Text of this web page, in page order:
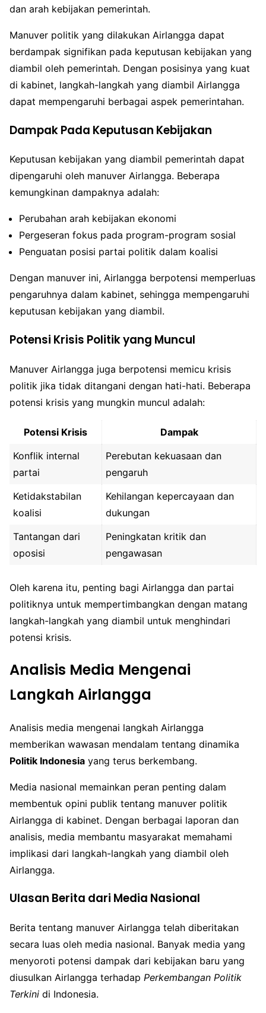
dan arah kebijakan pemerintah.
Manuver politik yang dilakukan Airlangga dapat
berdampak signifikan pada keputusan kebijakan yang
diambil oleh pemerintah. Dengan posisinya yang kuat
di kabinet, langkah-langkah yang diambil Airlangga
dapat mempengaruhi berbagai aspek pemerintahan.
Dampak Pada Keputusan Kebijakan
Keputusan kebijakan yang diambil pemerintah dapat
dipengaruhi oleh manuver Airlangga. Beberapa
kemungkinan dampaknya adalah:
Perubahan arah kebijakan ekonomi
Pergeseran fokus pada program-program sosial
Penguatan posisi partai politik dalam koalisi
Dengan manuver ini, Airlangga berpotensi memperluas
pengaruhnya dalam kabinet, sehingga mempengaruhi
keputusan kebijakan yang diambil.
Potensi Krisis Politik yang Muncul
Manuver Airlangga juga berpotensi memicu krisis
politik jika tidak ditangani dengan hati-hati. Beberapa
potensi krisis yang mungkin muncul adalah:
Potensi Krisis
Dampak
Konflik internal
partai
Perebutan kekuasaan dan
pengaruh
Ketidakstabilan
koalisi
Kehilangan kepercayaan dan
dukungan
Tantangan dari
oposisi
Peningkatan kritik dan
pengawasan
Oleh karena itu, penting bagi Airlangga dan partai
politiknya untuk mempertimbangkan dengan matang
langkah-langkah yang diambil untuk menghindari
potensi krisis.
Analisis Media Mengenai
Langkah Airlangga
Analisis media mengenai langkah Airlangga
memberikan wawasan mendalam tentang dinamika
Politik Indonesia yang terus berkembang.
Media nasional memainkan peran penting dalam
membentuk opini publik tentang manuver politik
Airlangga di kabinet. Dengan berbagai laporan dan
analisis, media membantu masyarakat memahami
implikasi dari langkah-langkah yang diambil oleh
Airlangga.
Ulasan Berita dari Media Nasional
Berita tentang manuver Airlangga telah diberitakan
secara luas oleh media nasional. Banyak media yang
menyoroti potensi dampak dari kebijakan baru yang
diusulkan Airlangga terhadap Perkembangan Politik
Terkini di Indonesia.